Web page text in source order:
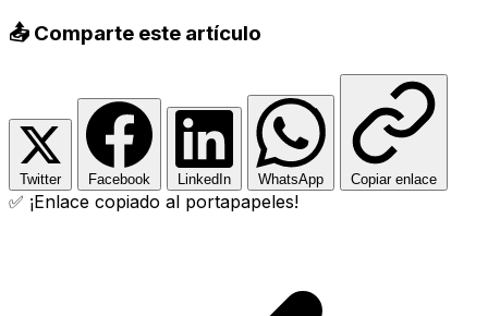
📤 Comparte este artículo
Twitter Facebook LinkedIn WhatsApp Copiar enlace
✅ ¡Enlace copiado al portapapeles!